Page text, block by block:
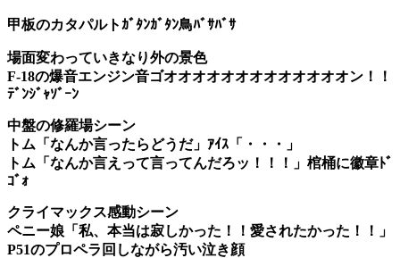
甲板のカタパルトｶﾞﾀﾝｶﾞﾀﾝ鳥ﾊﾞｻﾊﾞｻ
場面変わっていきなり外の景色
F-18の爆音エンジン音ゴオオオオオオオオオオオオオン！！
ﾃﾞﾝｼﾞｬｿﾞｰﾝ
中盤の修羅場シーン
トム「なんか言ったらどうだ」ｱｲｽ「・・・」
トム「なんか言えって言ってんだろッ！！！」棺桶に徽章ﾄﾞ
ｺﾞｫ
クライマックス感動シーン
ペニー娘「私、本当は寂しかった！！愛されたかった！！」
P51のプロペラ回しながら汚い泣き顔